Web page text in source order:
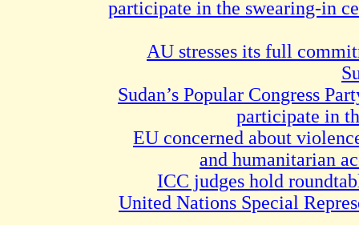
participate in the swearing-in
AU stresses its full
Sudan’s Popular Congress
participate in
EU concerned about
and humanitarian
ICC judges hold
United Nations Special